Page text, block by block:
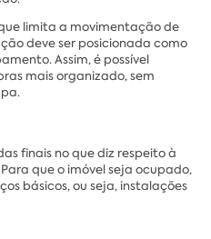
limita a movimentação de
deve ser posicionada como
Assim, é possível
mais organizado, sem
finais no que diz respeito à
que o imóvel seja ocupado,
básicos, ou seja, instalações